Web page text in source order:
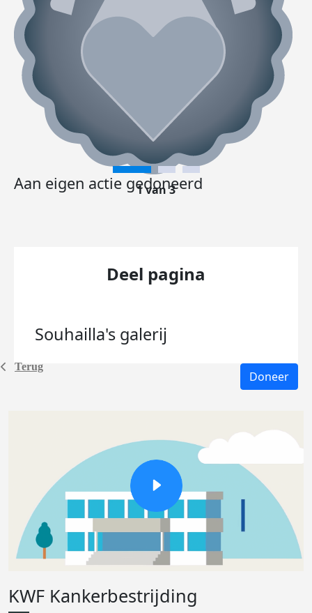
Terug
Aan eigen actie gedoneerd
1 van 3
Deel pagina
Souhailla's galerij
Doneer
KWF Kankerbestrijding